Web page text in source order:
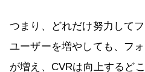
つまり、どれだけ努力して
ユーザーを増やしても、フ
が増え、CVRは向上するど